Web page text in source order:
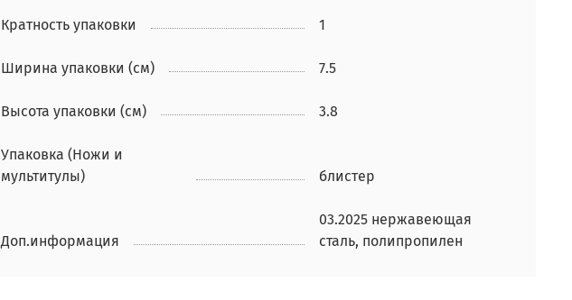
Кратность упаковки 1
Ширина упаковки (см) 7.5
Высота упаковки (см) 3.8
Упаковка (Ножи и
мультитулы)
блистер
Доп.информация
03.2025 нержавеющая
сталь, полипропилен